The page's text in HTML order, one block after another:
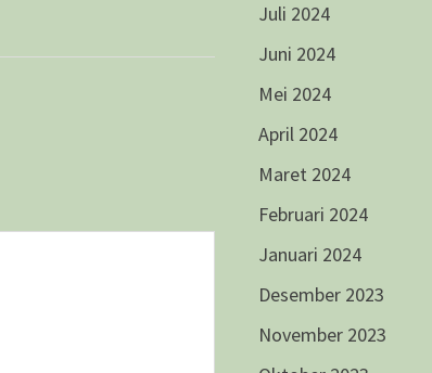
Juli 2024
Juni 2024
Mei 2024
April 2024
Maret 2024
Februari 2024
Januari 2024
Desember 2023
November 2023